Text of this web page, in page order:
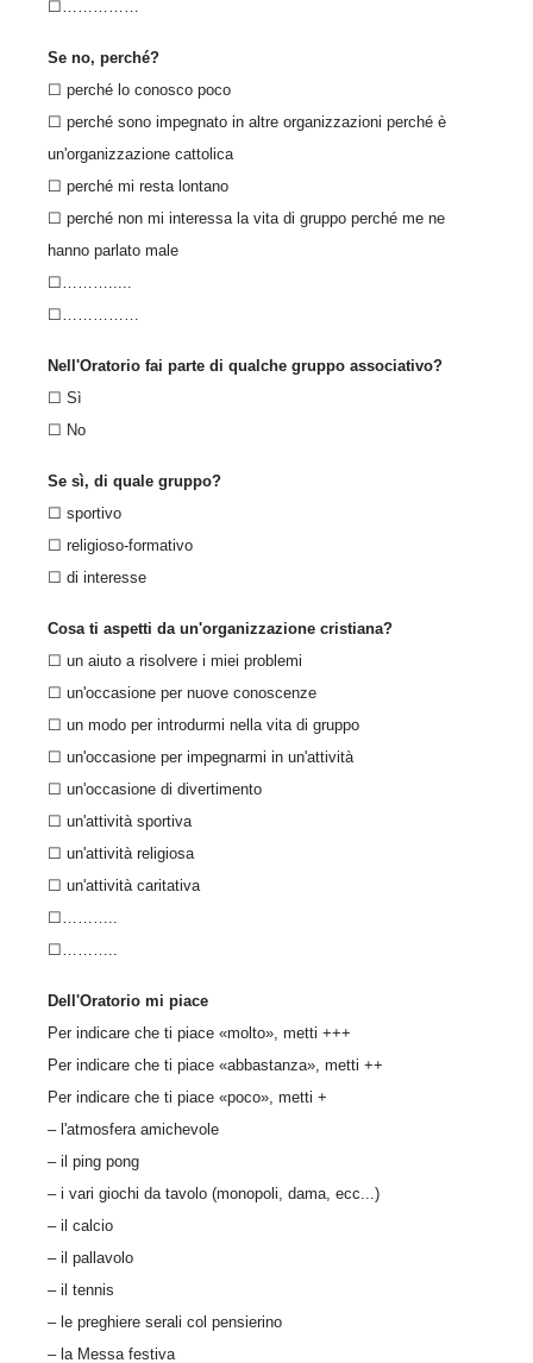
☐……………
Se no, perché?
☐ perché lo conosco poco
☐ perché sono impegnato in altre organizzazioni perché è
un'organizzazione cattolica
☐ perché mi resta lontano
☐ perché non mi interessa la vita di gruppo perché me ne
hanno parlato male
☐……….....
☐……………
Nell'Oratorio fai parte di qualche gruppo associativo?
☐ Sì
☐ No
Se sì, di quale gruppo?
☐ sportivo
☐ religioso-formativo
☐ di interesse
Cosa ti aspetti da un'organizzazione cristiana?
☐ un aiuto a risolvere i miei problemi
☐ un'occasione per nuove conoscenze
☐ un modo per introdurmi nella vita di gruppo
☐ un'occasione per impegnarmi in un'attività
☐ un'occasione di divertimento
☐ un'attività sportiva
☐ un'attività religiosa
☐ un'attività caritativa
☐………..
☐………..
Dell'Oratorio mi piace
Per indicare che ti piace «molto», metti +++
Per indicare che ti piace «abbastanza», metti ++
Per indicare che ti piace «poco», metti +
– l'atmosfera amichevole
– il ping pong
– i vari giochi da tavolo (monopoli, dama, ecc...)
– il calcio
– il pallavolo
– il tennis
– le preghiere serali col pensierino
– la Messa festiva